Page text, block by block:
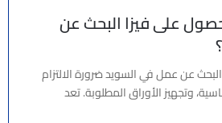
على فيزا البحث عن
عن عمل في السويد ضرورة الالتزام
وتجهيز الأوراق المطلوبة. تعد